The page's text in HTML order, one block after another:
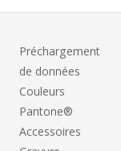
Préchargement
de données
Couleurs
Pantone®
Accessoires